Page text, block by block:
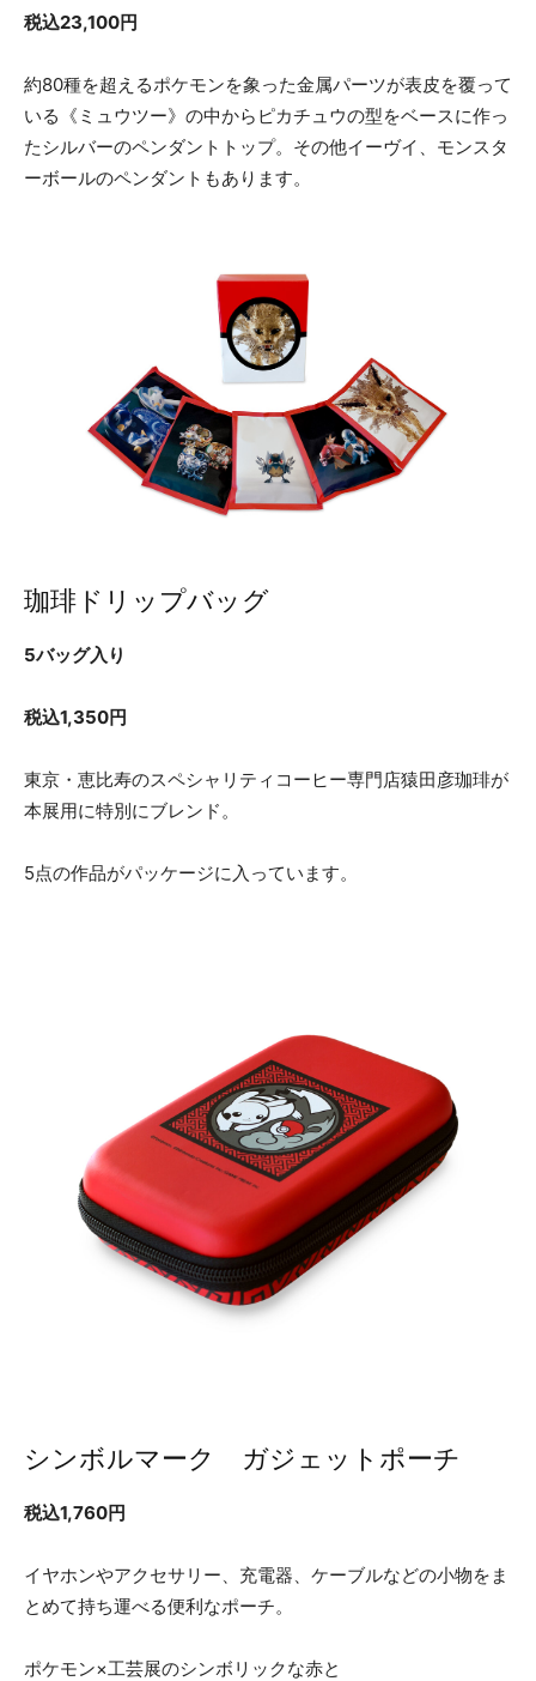
税込23,100円
約80種を超えるポケモンを象った金属パーツが表皮を覆って
いる《ミュウツー》の中からピカチュウの型をベースに作っ
たシルバーのペンダントトップ。その他イーヴイ、モンスタ
ーボールのペンダントもあります。
珈琲ドリップバッグ
5バッグ入り
税込1,350円
東京・恵比寿のスペシャリティコーヒー専門店猿田彦珈琲が
本展用に特別にブレンド。
5点の作品がパッケージに入っています。
シンボルマーク ガジェットポーチ
税込1,760円
イヤホンやアクセサリー、充電器、ケーブルなどの小物をま
とめて持ち運べる便利なポーチ。
ポケモン×工芸展のシンボリックな赤と